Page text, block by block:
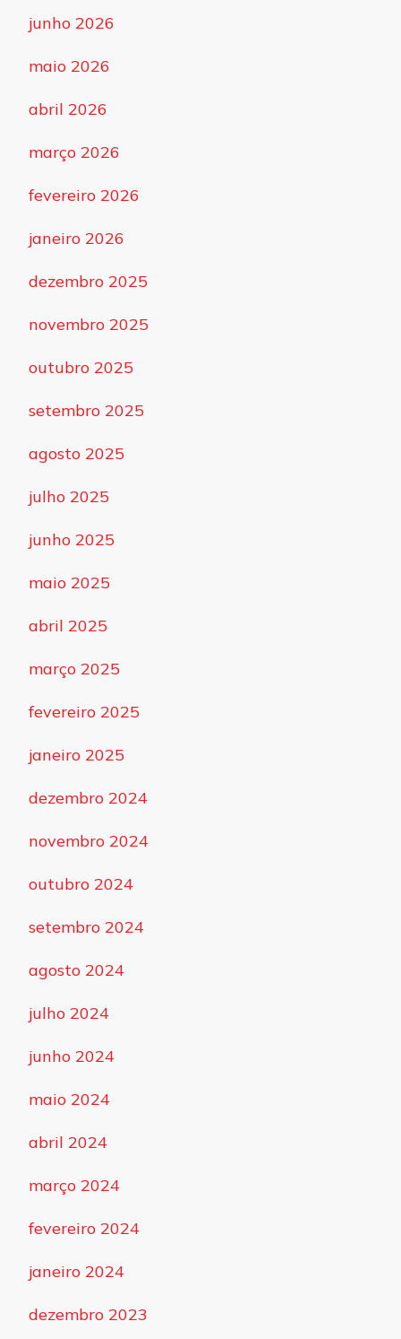
junho 2026
maio 2026
abril 2026
março 2026
fevereiro 2026
janeiro 2026
dezembro 2025
novembro 2025
outubro 2025
setembro 2025
agosto 2025
julho 2025
junho 2025
maio 2025
abril 2025
março 2025
fevereiro 2025
janeiro 2025
dezembro 2024
novembro 2024
outubro 2024
setembro 2024
agosto 2024
julho 2024
junho 2024
maio 2024
abril 2024
março 2024
fevereiro 2024
janeiro 2024
dezembro 2023